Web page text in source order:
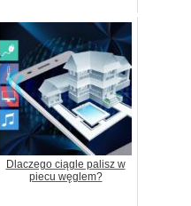
Dlaczego ciągle palisz w
piecu węglem?